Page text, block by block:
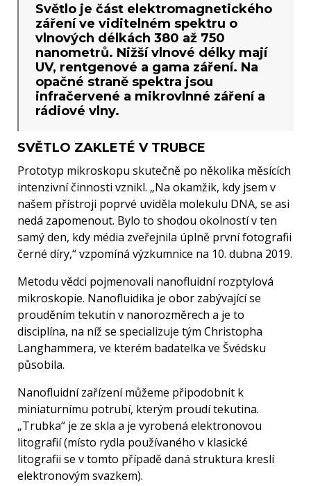
Světlo je část elektromagnetického
záření ve viditelném spektru o
vlnových délkách 380 až 750
nanometrů. Nižší vlnové délky mají
UV, rentgenové a gama záření. Na
opačné straně spektra jsou
infračervené a mikrovlnné záření a
rádiové vlny.
SVĚTLO ZAKLETÉ V TRUBCE
Prototyp mikroskopu skutečně po několika měsících
intenzivní činnosti vznikl. „Na okamžik, kdy jsem v
našem přístroji poprvé uviděla molekulu DNA, se asi
nedá zapomenout. Bylo to shodou okolností v ten
samý den, kdy média zveřejnila úplně první fotografii
černé díry,“ vzpomíná výzkumnice na 10. dubna 2019.
Metodu vědci pojmenovali nanofluidní rozptylová
mikroskopie. Nanofluidika je obor zabývající se
prouděním tekutin v nanorozměrech a je to
disciplína, na níž se specializuje tým Christopha
Langhammera, ve kterém badatelka ve Švédsku
působila.
Nanofluidní zařízení můžeme připodobnit k
miniaturnímu potrubí, kterým proudí tekutina.
„Trubka“ je ze skla a je vyrobená elektronovou
litografií (místo rydla používaného v klasické
litografii se v tomto případě daná struktura kreslí
elektronovým svazkem).